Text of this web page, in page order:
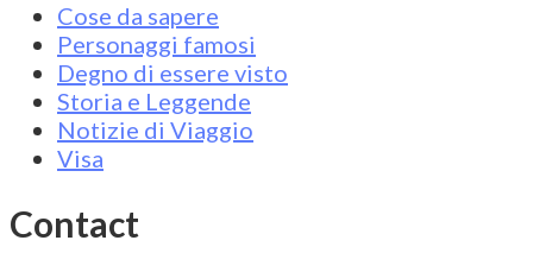
Cose da sapere
Personaggi famosi
Degno di essere visto
Storia e Leggende
Notizie di Viaggio
Visa
Contact